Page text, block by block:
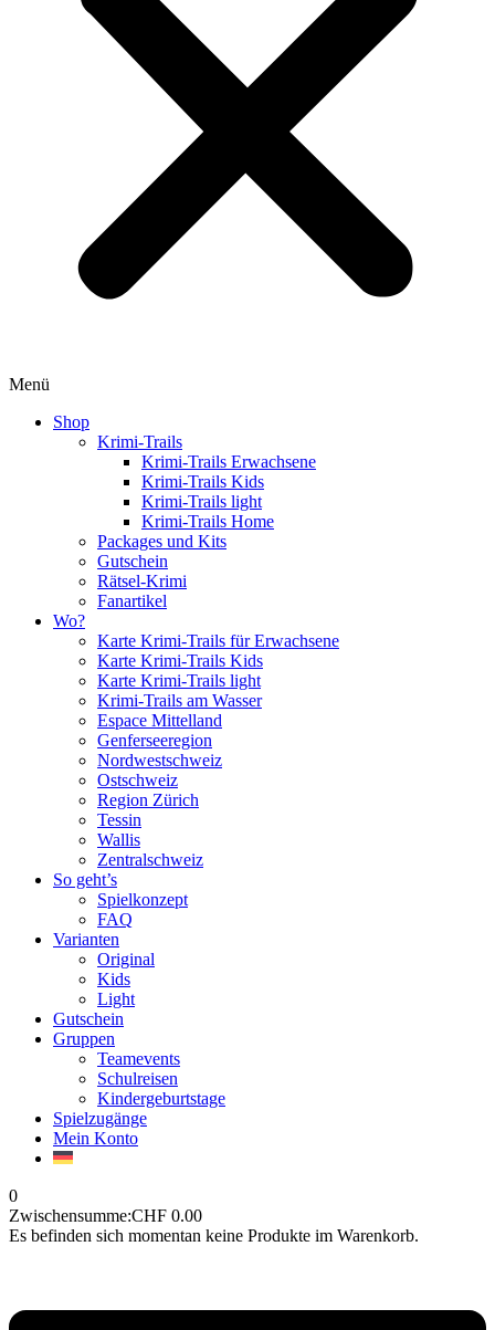
Menü
Shop
Krimi-Trails
Krimi-Trails Erwachsene
Krimi-Trails Kids
Krimi-Trails light
Krimi-Trails Home
Packages und Kits
Gutschein
Rätsel-Krimi
Fanartikel
Wo?
Karte Krimi-Trails für Erwachsene
Karte Krimi-Trails Kids
Karte Krimi-Trails light
Krimi-Trails am Wasser
Espace Mittelland
Genferseeregion
Nordwestschweiz
Ostschweiz
Region Zürich
Tessin
Wallis
Zentralschweiz
So geht’s
Spielkonzept
FAQ
Varianten
Original
Kids
Light
Gutschein
Gruppen
Teamevents
Schulreisen
Kindergeburtstage
Spielzugänge
Mein Konto
0
Zwischensumme:CHF 0.00
Es befinden sich momentan keine Produkte im Warenkorb.